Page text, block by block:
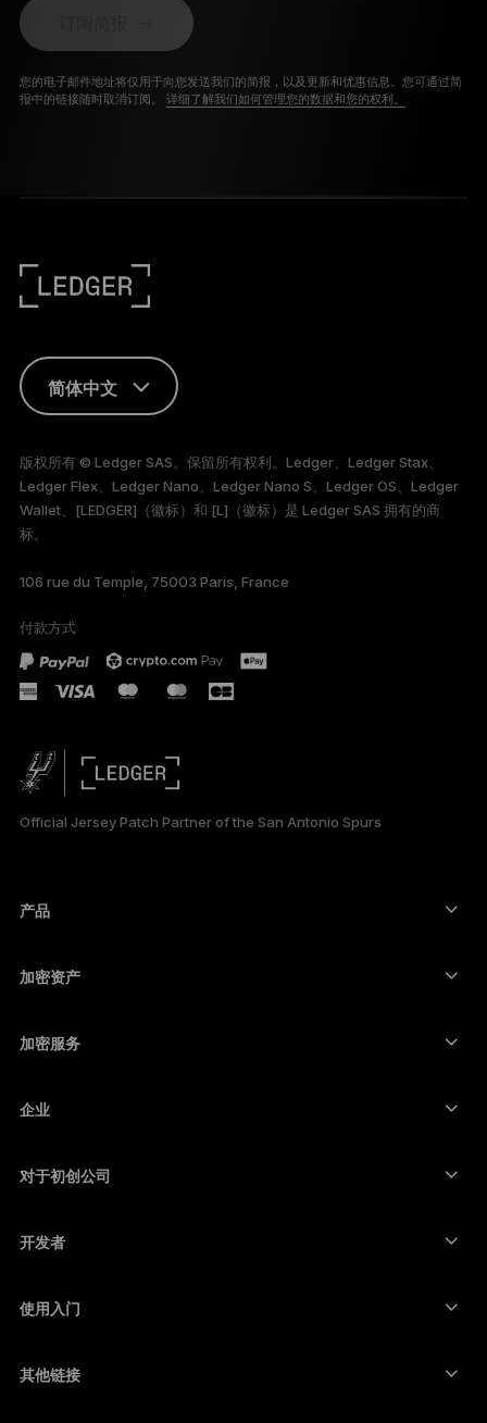
您的电子邮件地址将仅用于向您发送我们的简报，以及更新和优惠信息。您可通过简
报中的链接随时取消订阅。 详细了解我们如何管理您的数据和您的权利。
简体中文
TÜRKÇE
ESPAÑOL
РУССКИЙ
日本語
العربية
版权所有 © Ledger SAS。保留所有权利。Ledger、Ledger Stax、
Ledger Flex、Ledger Nano、Ledger Nano S、Ledger OS、Ledger
Wallet、[LEDGER]（徽标）和 [L]（徽标）是 Ledger SAS 拥有的商
标。
106 rue du Temple, 75003 Paris, France
付款方式
Official Jersey Patch Partner of the San Antonio Spurs
产品
硬件钱包
Ledger Stax
Ledger Nano Classics
捆绑销售
所有产品
加密资产
以太坊钱包
卡尔达诺钱包
门罗币钱包
查看所有资产
加密服务
购买加密货币
互换加密货币
企业
对于初创公司
开发者
使用入门
兼容的钱包和服务
其他链接